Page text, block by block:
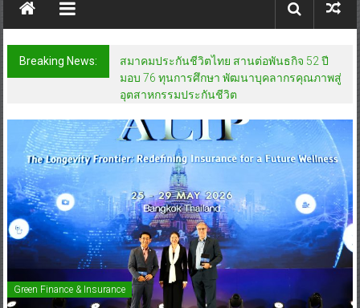
Breaking News:
สมาคมประกันชีวิตไทย สานต่อพันธกิจ 52 ปี
มอบ 76 ทุนการศึกษา พัฒนาบุคลากรคุณภาพสู่
อุตสาหกรรมประกันชีวิต
Green Finance & Insurance